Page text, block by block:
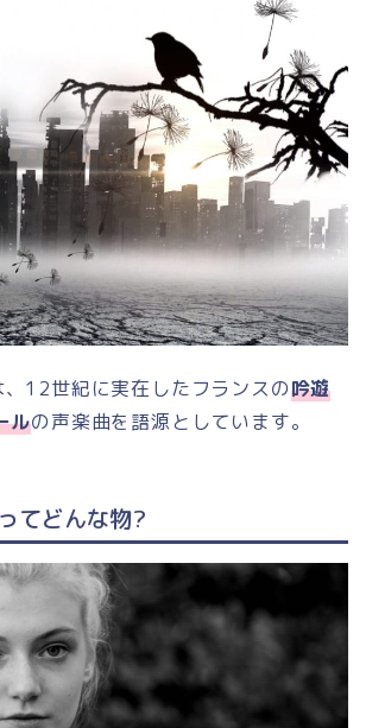
、12世紀に実在したフランスの吟遊
ルの声楽曲を語源としています。
てどんな物?